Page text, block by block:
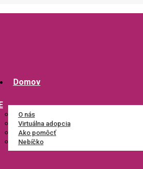
Domov
O nás
Virtuálna adopcia
Ako pomôcť
Nebíčko